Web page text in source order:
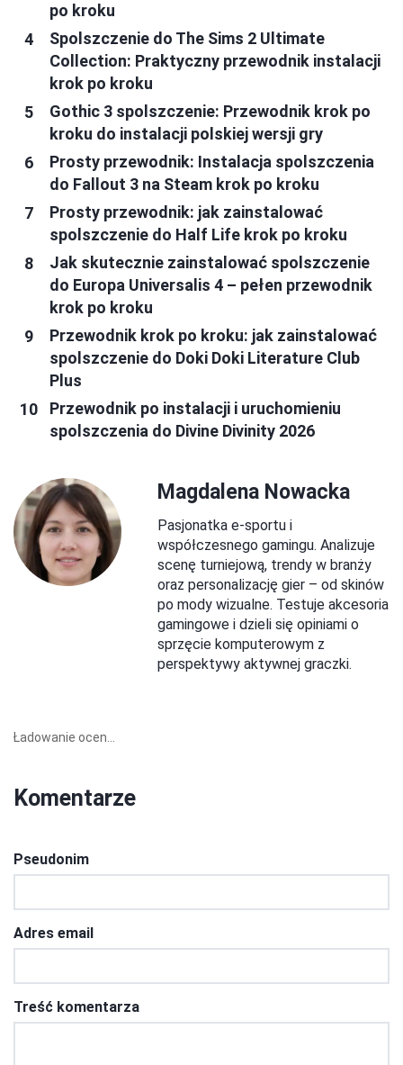
po kroku
Spolszczenie do The Sims 2 Ultimate
Collection: Praktyczny przewodnik instalacji
krok po kroku
Gothic 3 spolszczenie: Przewodnik krok po
kroku do instalacji polskiej wersji gry
Prosty przewodnik: Instalacja spolszczenia
do Fallout 3 na Steam krok po kroku
Prosty przewodnik: jak zainstalować
spolszczenie do Half Life krok po kroku
Jak skutecznie zainstalować spolszczenie
do Europa Universalis 4 – pełen przewodnik
krok po kroku
Przewodnik krok po kroku: jak zainstalować
spolszczenie do Doki Doki Literature Club
Plus
Przewodnik po instalacji i uruchomieniu
spolszczenia do Divine Divinity 2026
Magdalena Nowacka
Pasjonatka e-sportu i
współczesnego gamingu. Analizuje
scenę turniejową, trendy w branży
oraz personalizację gier – od skinów
po mody wizualne. Testuje akcesoria
gamingowe i dzieli się opiniami o
sprzęcie komputerowym z
perspektywy aktywnej graczki.
Ładowanie ocen...
Komentarze
Pseudonim
Adres email
Treść komentarza